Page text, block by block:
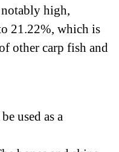
high,
21.22%, which is
other carp fish and
used as a